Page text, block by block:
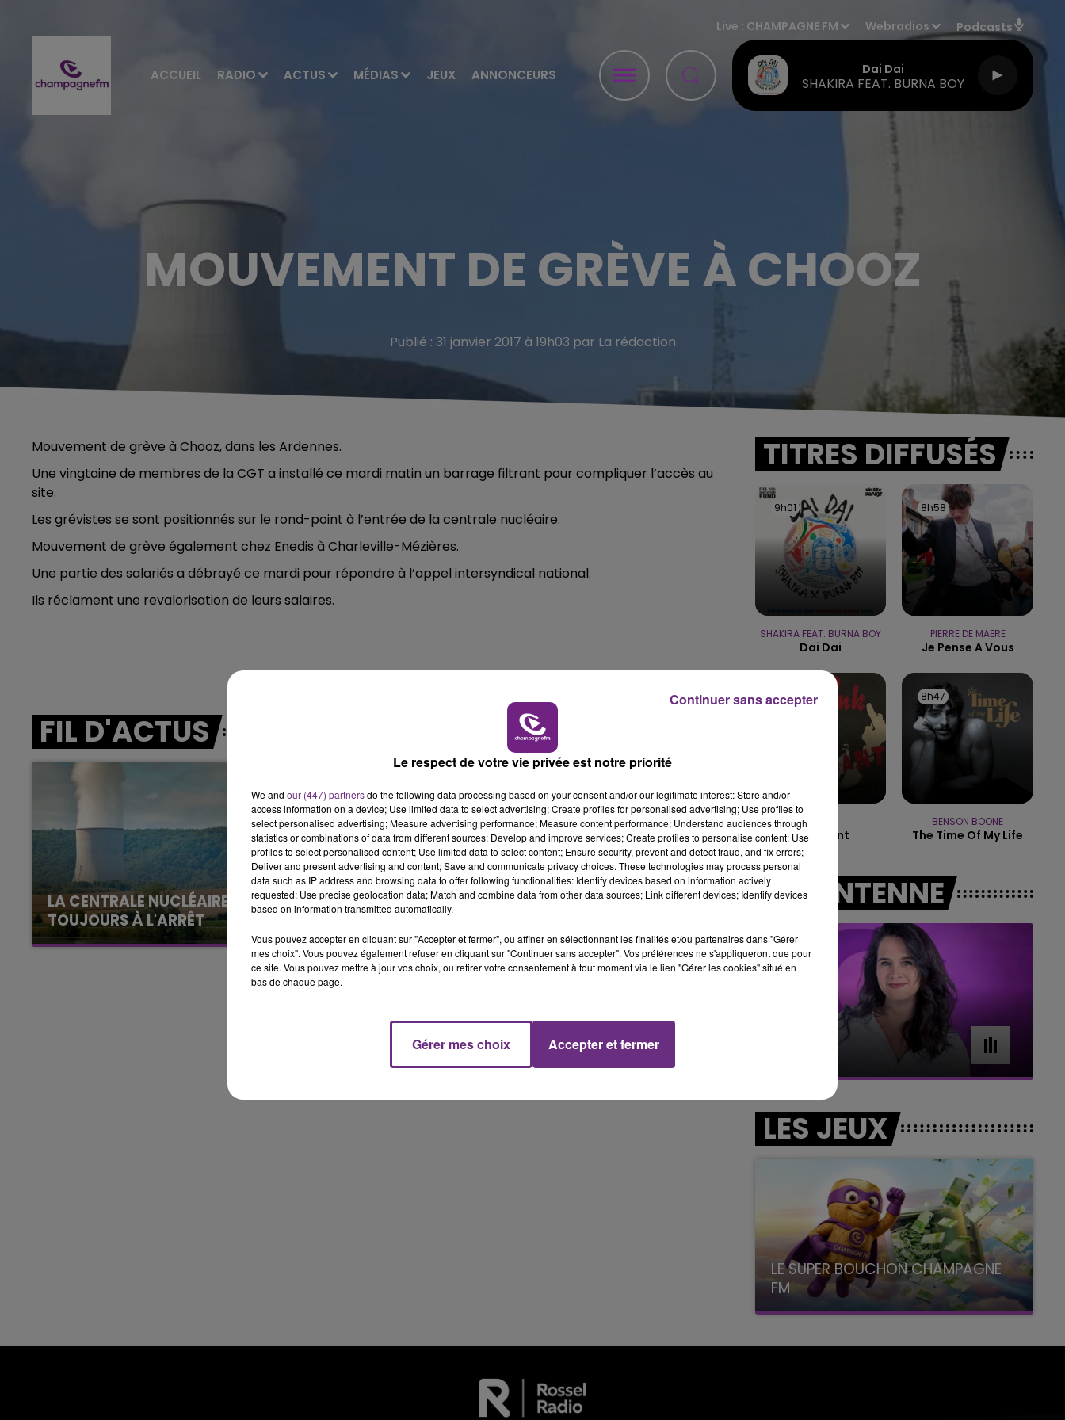
ACCUEIL RADIO ACTUS MÉDIAS JEUX ANNONCEURS
Live : CHAMPAGNE FM Webradios Podcasts
Dai Dai
SHAKIRA FEAT. BURNA BOY
7h00 - 11h00
BEST OF
11h00 - 16h00
LE WEEK-END CHAMPAGNE FM
16h00 - 20h00
LE WEEK-END CHAMPAGNE FM
MOUVEMENT DE GRÈVE À CHOOZ
Publié : 31 janvier 2017 à 19h03 par La rédaction
Mouvement de grève à Chooz, dans les Ardennes.
Une vingtaine de membres de la CGT a installé ce mardi matin un barrage filtrant pour compliquer l’accès au
site.
Les grévistes se sont positionnés sur le rond-point à l’entrée de la centrale nucléaire.
Mouvement de grève également chez Enedis à Charleville-Mézières.
Une partie des salariés a débrayé ce mardi pour répondre à l’appel intersyndical national.
Ils réclament une revalorisation de leurs salaires.
FIL D'ACTUS
LA CENTRALE NUCLÉAIRE DE CHOOZ
TOUJOURS À L'ARRÊT
Cela fait déjà une semaine que la centrale
nucléaire ardennaise est à l'arrêt. Une situation
justifiée par la sécheresse intense qui est
LE MAGASIN JOUÉCLUB DE REIMS FERME
SES PORTES
C'était l'une des institutions du centre-ville
rémois. Le magasin JouéClub est contraint de
fermer ses portes.
TITRES DIFFUSÉS
9h01
9h01
SHAKIRA FEAT. BURNA BOY
Dai Dai
8h58
8h58
PIERRE DE MAERE
Je Pense A Vous
8h55
8h55
Irrelevant
8h47
8h47
BENSON BOONE
The Time Of My Life
A L'ANTENNE
16h00 - 20h00
Le Week-end Champagne FM
LES JEUX
LE SUPER BOUCHON CHAMPAGNE
FM
avec La Famille Champagne FM, à 8H10
Le respect de votre vie privée est notre priorité
We and our (447) partnersdo the following data processing based on your consent and/or our legitimate interest: Store and/or
access information on a device; Use limited data to select advertising; Create profiles for personalised advertising; Use profiles to
select personalised advertising; Measure advertising performance; Measure content performance; Understand audiences through
statistics or combinations of data from different sources; Develop and improve services; Create profiles to personalise content; Use
profiles to select personalised content; Use limited data to select content; Ensure security, prevent and detect fraud, and fix errors;
Deliver and present advertising and content; Save and communicate privacy choices. These technologies may process personal
data such as IP address and browsing data to offer following functionalities: Identify devices based on information actively
requested; Use precise geolocation data; Match and combine data from other data sources; Link different devices; Identify devices
based on information transmitted automatically.
Vous pouvez accepter en cliquant sur "Accepter et fermer", ou affiner en sélectionnant les finalités et/ou partenaires dans "Gérer
mes choix". Vous pouvez également refuser en cliquant sur "Continuer sans accepter". Vos préférences ne s'appliqueront que pour
ce site. Vous pouvez mettre à jour vos choix, ou retirer votre consentement à tout moment via le lien "Gérer les cookies" situé en
bas de chaque page.
Gérer mes choix Accepter et fermer
Continuer sans accepter